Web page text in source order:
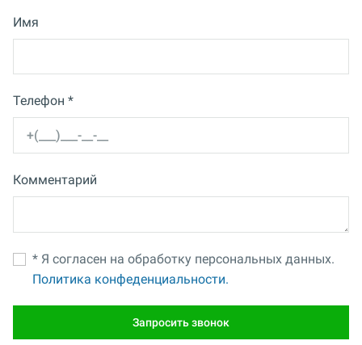
Имя
Телефон *
Комментарий
* Я согласен на обработку персональных данных.
Политика конфеденциальности.
Запросить звонок